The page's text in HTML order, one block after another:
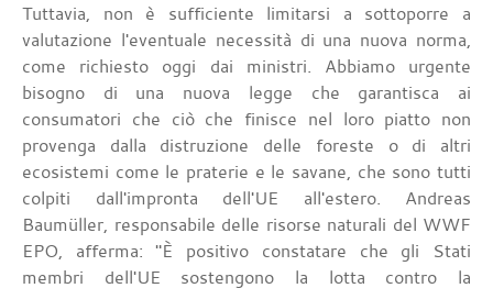
Tuttavia, non è sufficiente limitarsi a sottoporre a
valutazione l'eventuale necessità di una nuova norma,
come richiesto oggi dai ministri. Abbiamo urgente
bisogno di una nuova legge che garantisca ai
consumatori che ciò che finisce nel loro piatto non
provenga dalla distruzione delle foreste o di altri
ecosistemi come le praterie e le savane, che sono tutti
colpiti dall'impronta dell'UE all'estero. Andreas
Baumüller, responsabile delle risorse naturali del WWF
EPO, afferma: "È positivo constatare che gli Stati
membri dell'UE sostengono la lotta contro la